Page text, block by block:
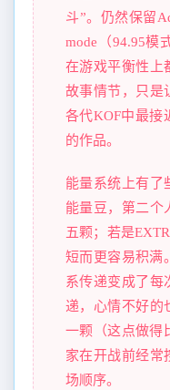
斗”。仍然保留
mode（94.95模
在游戏平衡性上
故事情节，只是
各代KOF中最接
的作品。
能量系统上有了
能量豆，第二个
五颗；若是
短而更容易积满
系传递变成了每
递，心情不好的
一颗（这点做得
家在开战前经常
场顺序。